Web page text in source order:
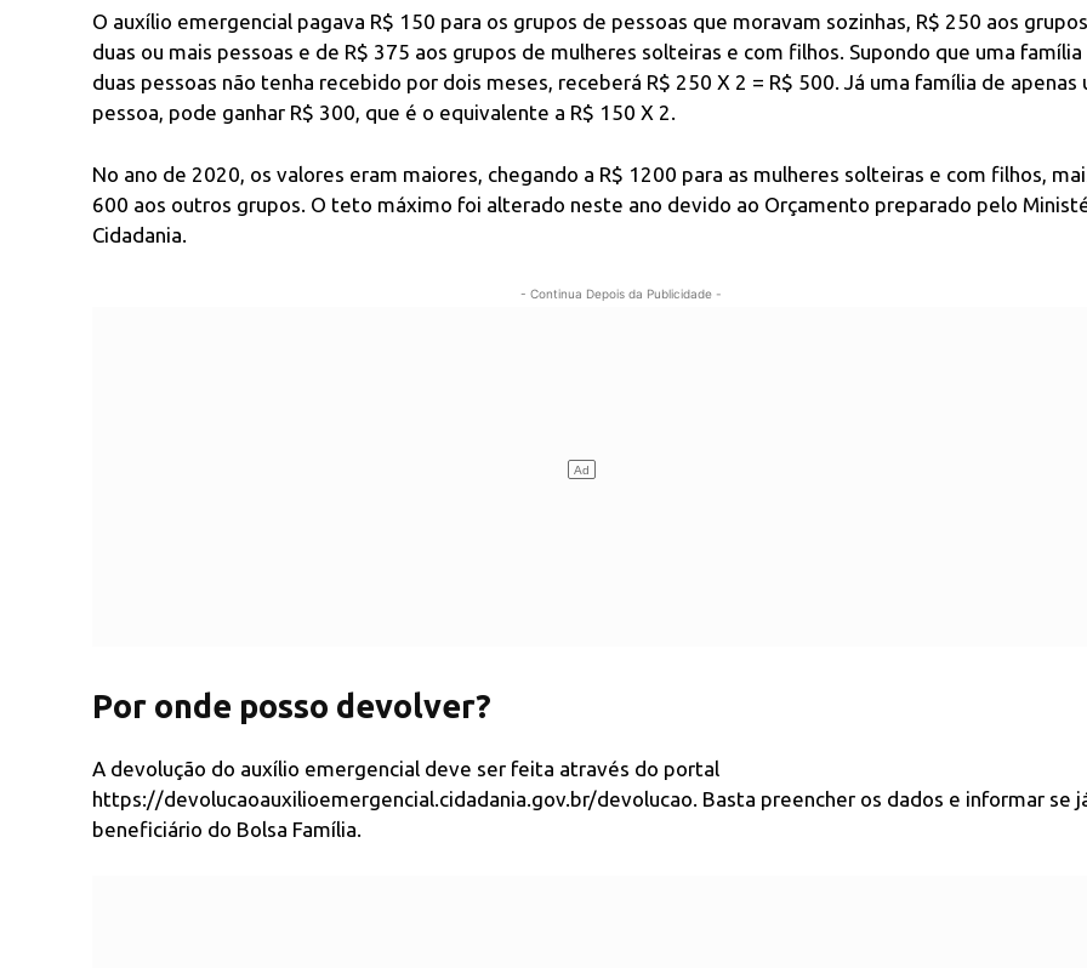
O auxílio emergencial pagava R$ 150 para os grupos de pessoas que moravam sozinhas, R$ 250 aos
duas ou mais pessoas e de R$ 375 aos grupos de mulheres solteiras e com filhos. Supondo que uma família
duas pessoas não tenha recebido por dois meses, receberá R$ 250 X 2 = R$ 500. Já uma família de apenas
pessoa, pode ganhar R$ 300, que é o equivalente a R$ 150 X 2.
No ano de 2020, os valores eram maiores, chegando a R$ 1200 para as mulheres solteiras e com filhos,
600 aos outros grupos. O teto máximo foi alterado neste ano devido ao Orçamento preparado pelo
Cidadania.
- Continua Depois da Publicidade -
Por onde posso devolver?
A devolução do auxílio emergencial deve ser feita através do portal
https://devolucaoauxilioemergencial.cidadania.gov.br/devolucao. Basta preencher os dados e informar se
beneficiário do Bolsa Família.